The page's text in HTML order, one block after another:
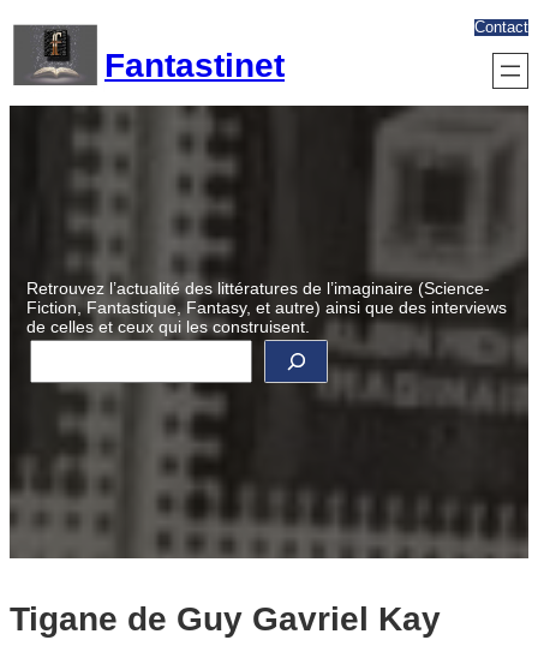
contenu
Fantastinet
Contact
Retrouvez l’actualité des littératures de l’imaginaire (Science-
Fiction, Fantastique, Fantasy, et autre) ainsi que des interviews
de celles et ceux qui les construisent.
R
c
c
e
Tigane de Guy Gavriel Kay